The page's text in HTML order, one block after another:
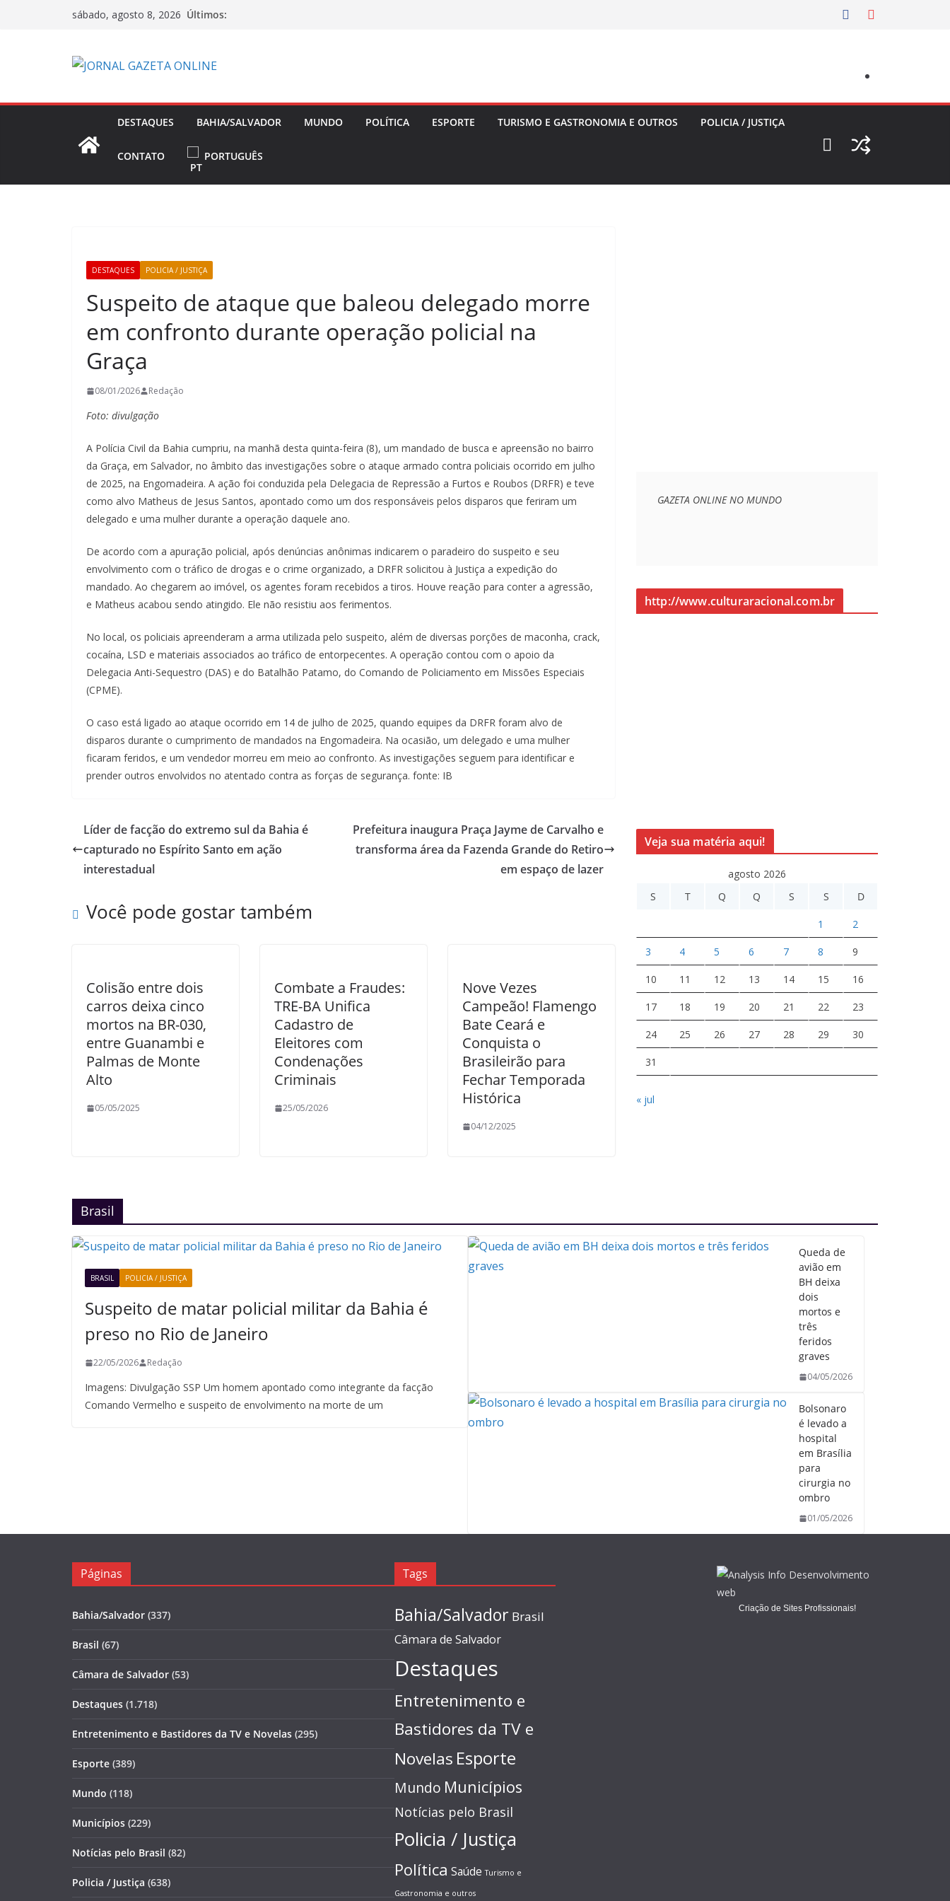
sábado, agosto 8, 2026 Últimos:
DESTAQUES BAHIA/SALVADOR MUNDO POLÍTICA ESPORTE TURISMO E GASTRONOMIA E OUTROS POLICIA / JUSTIÇA
CONTATO PORTUGUÊS
DESTAQUES POLICIA / JUSTIÇA
Suspeito de ataque que baleou delegado morre
em confronto durante operação policial na
Graça
08/01/2026 Redação
Foto: divulgação
A Polícia Civil da Bahia cumpriu, na manhã desta quinta-feira (8), um mandado de busca e apreensão no bairro
da Graça, em Salvador, no âmbito das investigações sobre o ataque armado contra policiais ocorrido em julho
de 2025, na Engomadeira. A ação foi conduzida pela Delegacia de Repressão a Furtos e Roubos (DRFR) e teve
como alvo Matheus de Jesus Santos, apontado como um dos responsáveis pelos disparos que feriram um
delegado e uma mulher durante a operação daquele ano.
De acordo com a apuração policial, após denúncias anônimas indicarem o paradeiro do suspeito e seu
envolvimento com o tráfico de drogas e o crime organizado, a DRFR solicitou à Justiça a expedição do
mandado. Ao chegarem ao imóvel, os agentes foram recebidos a tiros. Houve reação para conter a agressão,
e Matheus acabou sendo atingido. Ele não resistiu aos ferimentos.
No local, os policiais apreenderam a arma utilizada pelo suspeito, além de diversas porções de maconha, crack,
cocaína, LSD e materiais associados ao tráfico de entorpecentes. A operação contou com o apoio da
Delegacia Anti-Sequestro (DAS) e do Batalhão Patamo, do Comando de Policiamento em Missões Especiais
(CPME).
O caso está ligado ao ataque ocorrido em 14 de julho de 2025, quando equipes da DRFR foram alvo de
disparos durante o cumprimento de mandados na Engomadeira. Na ocasião, um delegado e uma mulher
ficaram feridos, e um vendedor morreu em meio ao confronto. As investigações seguem para identificar e
prender outros envolvidos no atentado contra as forças de segurança. fonte: IB
Líder de facção do extremo sul da Bahia é
capturado no Espírito Santo em ação
interestadual
Prefeitura inaugura Praça Jayme de Carvalho e
transforma área da Fazenda Grande do Retiro
em espaço de lazer
Você pode gostar também
Colisão entre dois
carros deixa cinco
mortos na BR-030,
entre Guanambi e
Palmas de Monte
Alto
05/05/2025
Combate a Fraudes:
TRE-BA Unifica
Cadastro de
Eleitores com
Condenações
Criminais
25/05/2026
Nove Vezes
Campeão! Flamengo
Bate Ceará e
Conquista o
Brasileirão para
Fechar Temporada
Histórica
04/12/2025
GAZETA ONLINE NO MUNDO
http://www.culturaracional.com.br
Veja sua matéria aqui!
agosto 2026
S
T Q Q S S D
1 2
3 4 5 6 7 8 9
10 11 12 13 14 15 16
17 18 19 20 21 22 23
24 25 26 27 28 29 30
31
« jul
Brasil
BRASIL POLICIA / JUSTIÇA
Suspeito de matar policial militar da Bahia é
preso no Rio de Janeiro
22/05/2026 Redação
Imagens: Divulgação SSP Um homem apontado como integrante da facção
Comando Vermelho e suspeito de envolvimento na morte de um
Queda de
avião em
BH deixa
dois
mortos e
três
feridos
graves
04/05/2026
Bolsonaro
é levado a
hospital
em Brasília
para
cirurgia no
ombro
01/05/2026
Páginas
Bahia/Salvador (337)
Brasil (67)
Câmara de Salvador (53)
Destaques (1.718)
Entretenimento e Bastidores da TV e Novelas (295)
Esporte (389)
Mundo (118)
Municípios (229)
Notícias pelo Brasil (82)
Policia / Justiça (638)
Tags
Bahia/Salvador Brasil
Câmara de Salvador
Destaques
Entretenimento e
Bastidores da TV e
Novelas Esporte
Mundo Municípios
Notícias pelo Brasil
Policia / Justiça
Política Saúde Turismo e
Gastronomia e outros
Criação de Sites Profissionais!